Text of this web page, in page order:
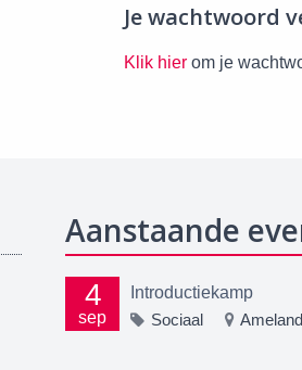
Je wachtwoord
Klik hier om je
Aanstaande
4
sep
Introductiekamp
Sociaal